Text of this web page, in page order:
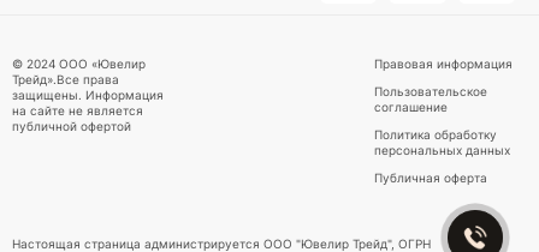
© 2024 ООО «Ювелир
Трейд».Все права
защищены. Информация
на сайте не является
публичной офертой
Правовая информация
Пользовательское
соглашение
Политика обработку
персональных данных
Публичная оферта
Настоящая страница администрируется ООО "Ювелир Трейд", ОГРН